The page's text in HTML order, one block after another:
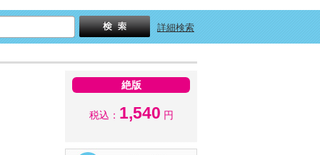
詳細検索
絶版
税込： 1,540 円